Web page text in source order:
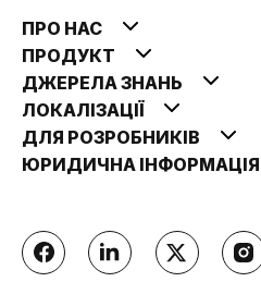
ПРО НАС
ПРОДУКТ
ДЖЕРЕЛА ЗНАНЬ
ЛОКАЛІЗАЦІЇ
ДЛЯ РОЗРОБНИКІВ
ЮРИДИЧНА ІНФОРМАЦІЯ